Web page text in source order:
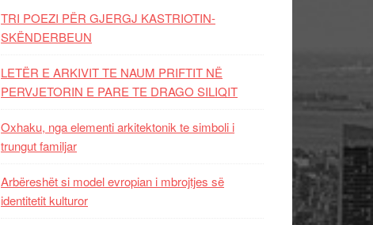
TRI POEZI PËR GJERGJ KASTRIOTIN-
SKËNDERBEUN
LETËR E ARKIVIT TE NAUM PRIFTIT NË
PERVJETORIN E PARE TE DRAGO SILIQIT
Oxhaku, nga elementi arkitektonik te simboli i
trungut familjar
Arbëreshët si model evropian i mbrojtjes së
identitetit kulturor